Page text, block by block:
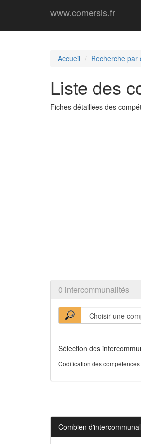
www.comersis.fr
Accueil Recherche par
Liste des
Fiches détaillées des
0 intercommunalités
Sélection des
Codification des
Combien